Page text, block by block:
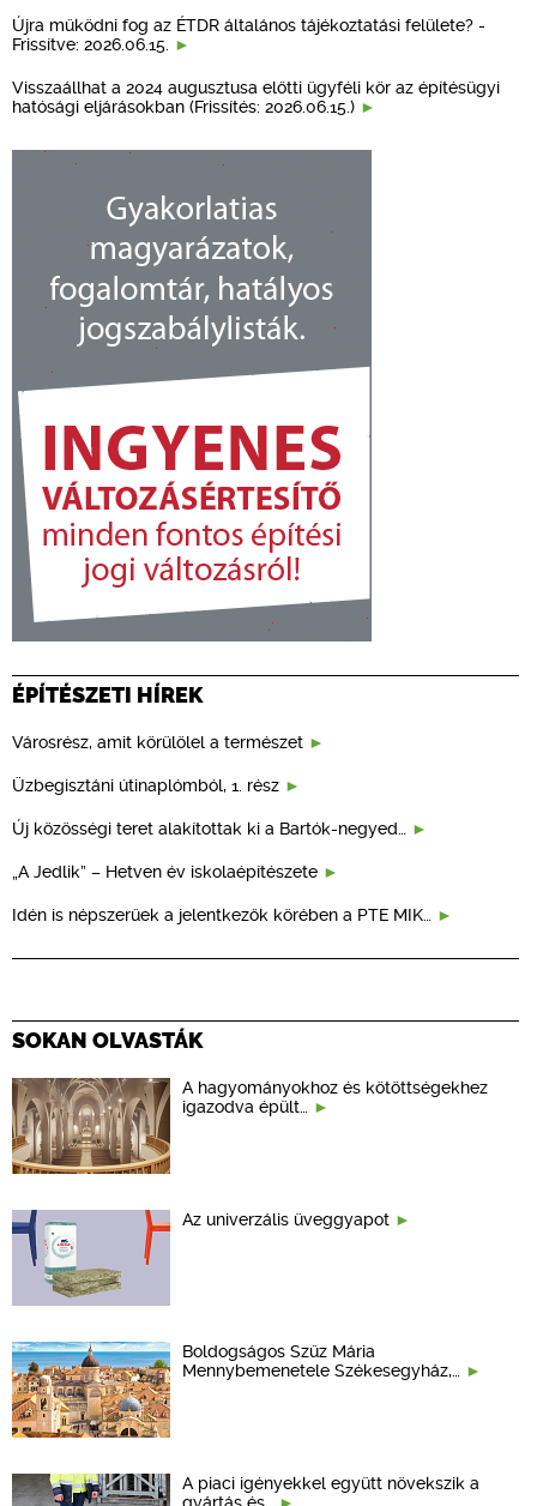
Újra működni fog az ÉTDR általános tájékoztatási felülete? -
Frissítve: 2026.06.15.
Visszaállhat a 2024 augusztusa előtti ügyféli kör az építésügyi
hatósági eljárásokban (Frissítés: 2026.06.15.)
ÉPÍTÉSZETI HÍREK
Városrész, amit körülölel a természet
Üzbegisztáni útinaplómból, 1. rész
Új közösségi teret alakítottak ki a Bartók-negyed…
„A Jedlik” – Hetven év iskolaépítészete
Idén is népszerűek a jelentkezők körében a PTE MIK…
SOKAN OLVASTÁK
A hagyományokhoz és kötöttségekhez
igazodva épült…
Az univerzális üveggyapot
Boldogságos Szűz Mária
Mennybemenetele Székesegyház,…
A piaci igényekkel együtt növekszik a
gyártás és…